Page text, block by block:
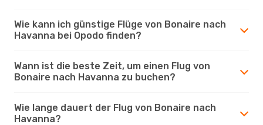
Wie kann ich günstige Flüge von Bonaire nach
Havanna bei Opodo finden?
Wann ist die beste Zeit, um einen Flug von
Bonaire nach Havanna zu buchen?
Wie lange dauert der Flug von Bonaire nach
Havanna?